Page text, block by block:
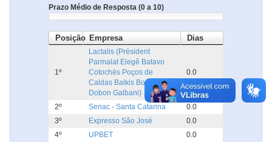
Prazo Médio de Resposta (0 a 10)
Posição Empresa Dias
1º
Lactalis (Président
Parmalat Elegê Batavo
Cotochés Poços de
Caldas Balkis Boa Nata
Dobon Galbani)
0.0
2º Senac - Santa Catarina
0.0
3º
Expresso São José
0.0
4º
UPBET
0.0